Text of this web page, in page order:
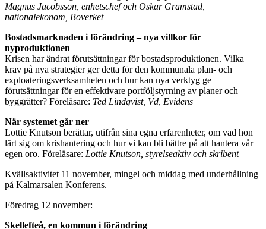
Magnus Jacobsson, enhetschef och Oskar Gramstad,
nationalekonom, Boverket
Bostadsmarknaden i förändring – nya villkor för
nyproduktionen
Krisen har ändrat förutsättningar för bostadsproduktionen. Vilka
krav på nya strategier ger detta för den kommunala plan- och
exploateringsverksamheten och hur kan nya verktyg ge
förutsättningar för en effektivare portföljstyrning av planer och
byggrätter? Föreläsare: Ted Lindqvist, Vd, Evidens
När systemet går ner
Lottie Knutson berättar, utifrån sina egna erfarenheter, om vad hon
lärt sig om krishantering och hur vi kan bli bättre på att hantera vår
egen oro. Föreläsare: Lottie Knutson, styrelseaktiv och skribent
Kvällsaktivitet 11 november, mingel och middag med underhållning
på Kalmarsalen Konferens.
Föredrag 12 november:
Skellefteå, en kommun i förändring